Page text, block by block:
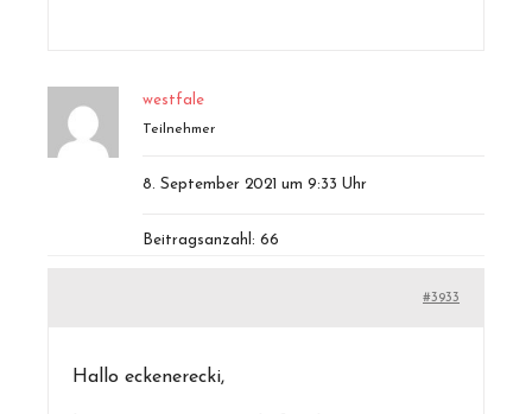
westfale
Teilnehmer
8. September 2021 um 9:33 Uhr
Beitragsanzahl: 66
#3933
Hallo eckenerecki,